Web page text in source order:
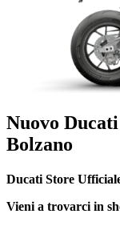
Nuovo
Bolzano
Ducati Store
Vieni a trovarci in